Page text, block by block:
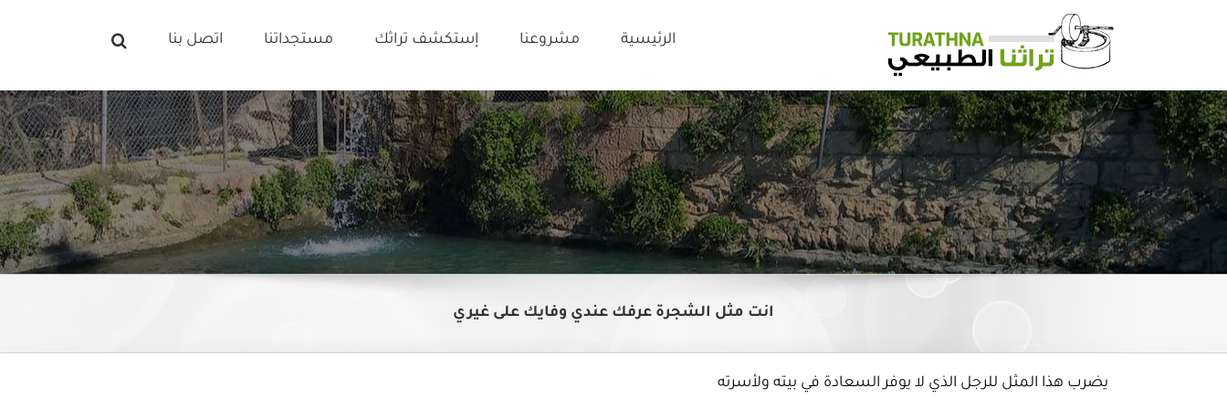
الرئيسية مشروعنا إستكشف تراثك مستجداتنا اتصل بنا
انت مثل الشجرة عرفك عندي وفايك على غيري
يضرب هذا المثل للرجل الذي لا يوفر السعادة في بيته ولأسرته